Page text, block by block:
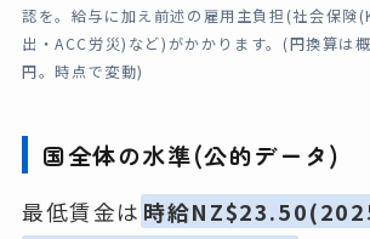
認を。給与に加え前述の雇用主負担(社会保
出・ACC労災)など)がかかります。(円換算は
円。時点で変動)
国全体の水準(公的データ)
最低賃金は 時給